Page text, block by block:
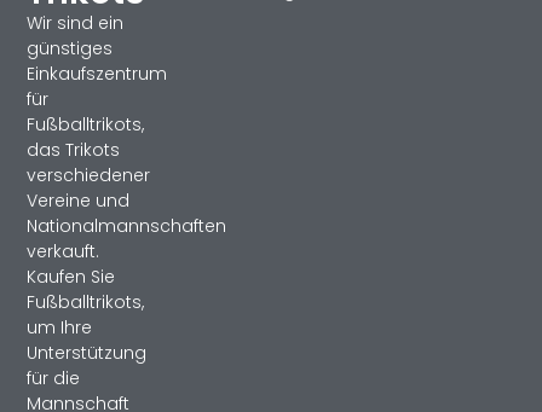
Wir sind ein
günstiges
Einkaufszentrum
für
Fußballtrikots,
das Trikots
verschiedener
Vereine und
Nationalmannschaften
verkauft.
Kaufen Sie
Fußballtrikots,
um Ihre
Unterstützung
für die
Mannschaft